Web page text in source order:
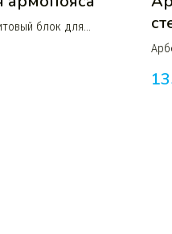
блок для